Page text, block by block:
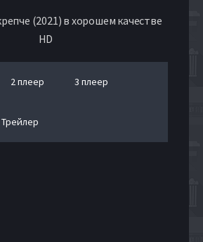
(2021) в хорошем качестве
HD
2 плеер 3 плеер
Трейлер